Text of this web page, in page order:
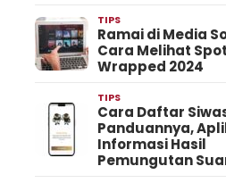
TIPS
Ramai di Media
Cara Melihat
Wrapped 2024
TIPS
Cara Daftar
Panduannya,
Informasi Hasil
Pemungutan